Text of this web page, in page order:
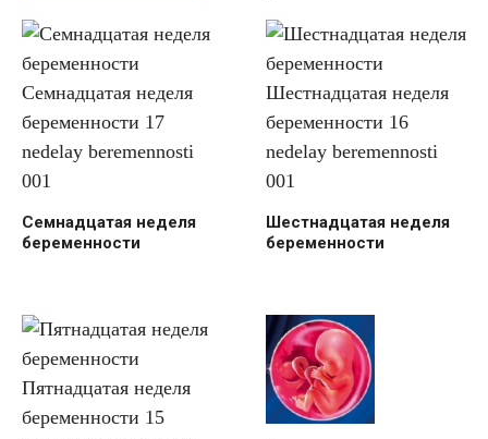
Семнадцатая неделя
беременности
Шестнадцатая неделя
беременности